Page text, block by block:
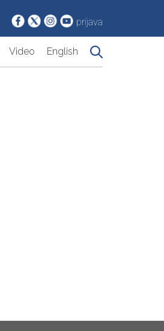
prijava
Video English